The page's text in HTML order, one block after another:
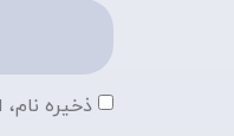
ذخیره